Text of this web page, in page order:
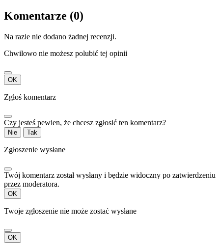
Komentarze (0)
Na razie nie dodano żadnej recenzji.
Chwilowo nie możesz polubić tej opinii
OK
Zgłoś komentarz
Czy jesteś pewien, że chcesz zgłosić ten komentarz?
Nie Tak
Zgłoszenie wysłane
Twój komentarz został wysłany i będzie widoczny po zatwierdzeniu
przez moderatora.
OK
Twoje zgłoszenie nie może zostać wysłane
OK